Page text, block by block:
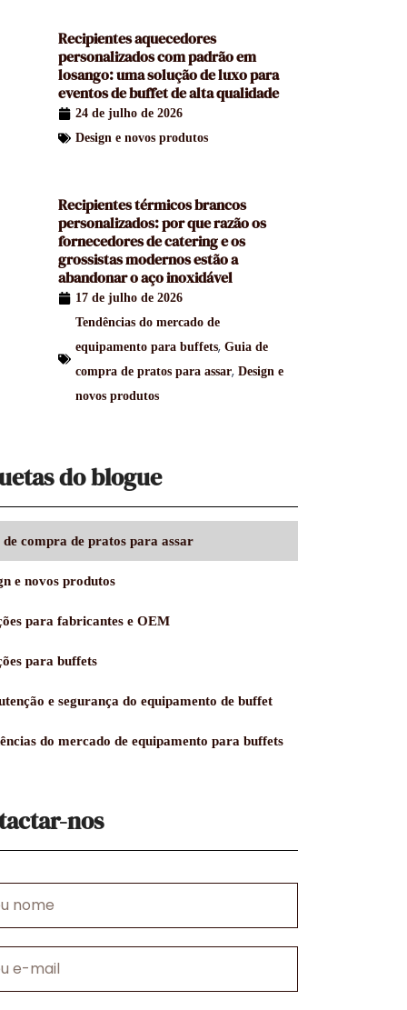
Recipientes aquecedores
personalizados com padrão em
losango: uma solução de luxo para
eventos de buffet de alta qualidade
24 de julho de 2026
Design e novos produtos
Recipientes térmicos brancos
personalizados: por que razão os
fornecedores de catering e os
grossistas modernos estão a
abandonar o aço inoxidável
17 de julho de 2026
Tendências do mercado de
equipamento para buffets,Guia de
compra de pratos para assar,Design e
novos produtos
do blogue
de compra de pratos para assar
e novos produtos
para fabricantes e OEM
para buffets
e segurança do equipamento de buffet
do mercado de equipamento para buffets
nos